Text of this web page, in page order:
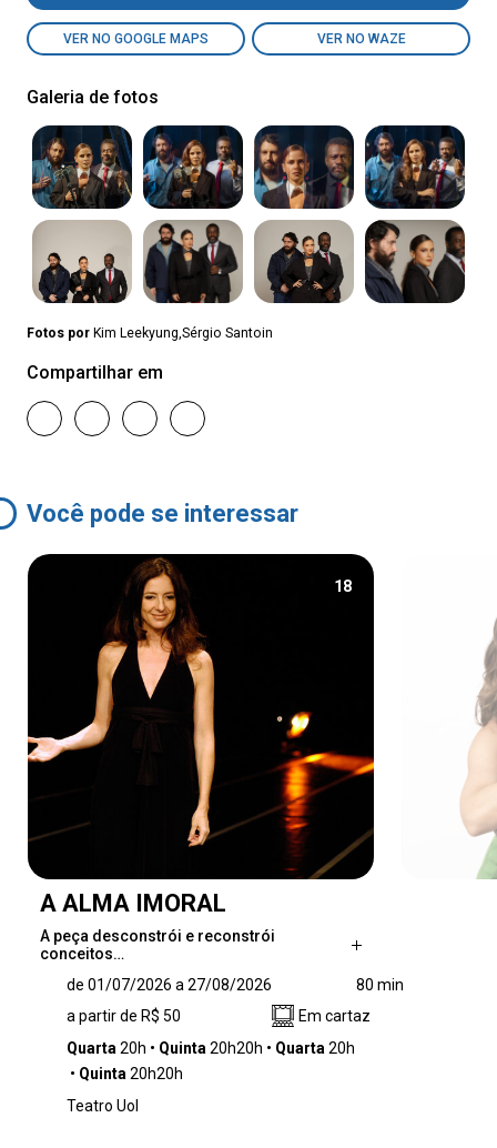
VER NO GOOGLE MAPS VER NO WAZE
Galeria de fotos
Fotos por Kim Leekyung,Sérgio Santoin
Compartilhar em
Você pode se interessar
18
A ALMA IMORAL
A peça desconstrói e reconstrói
conceitos…
milenares da história da civilização - corpo e
alma, certo e errado, traidor e traído,
obediência e desobediência. Sozinha no palco,
Clarice Niskier conta histórias e parábolas da
cadeira e um grande pano preto que,
de 01/07/2026 a 27/08/2026
80 min
a partir de R$ 50
Em cartaz
Quarta 20h Quinta 20h20h Quarta 20h
Quinta 20h20h
Teatro Uol